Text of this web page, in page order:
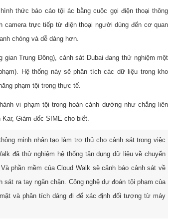
thức báo cáo tội ác bằng cuộc gọi điện thoại thông
camera trực tiếp từ điện thoại người dùng đến cơ quan
chóng và dễ dàng hơn.
Trung Đông), cảnh sát Dubai đang thử nghiệm một
Hệ thống này sẽ phân tích các dữ liệu trong kho
phạm tội trong thực tế.
vi phạm tội trong hoàn cảnh dường như chẳng liên
Giám đốc SIME cho biết.
minh nhân tạo làm trợ thủ cho cảnh sát trong việc
đã thử nghiệm hệ thống tận dụng dữ liệu về chuyển
phần mềm của Cloud Walk sẽ cảnh báo cảnh sát về
ra tay ngăn chặn. Công nghệ dự đoán tội phạm của
và phân tích dáng đi để xác định đối tượng từ máy